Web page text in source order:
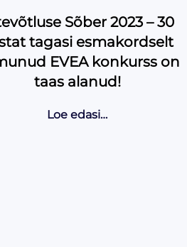
Sõber 2023 – 30
tagasi esmakordselt
EVEA konkurss on
taas alanud!
Loe edasi…